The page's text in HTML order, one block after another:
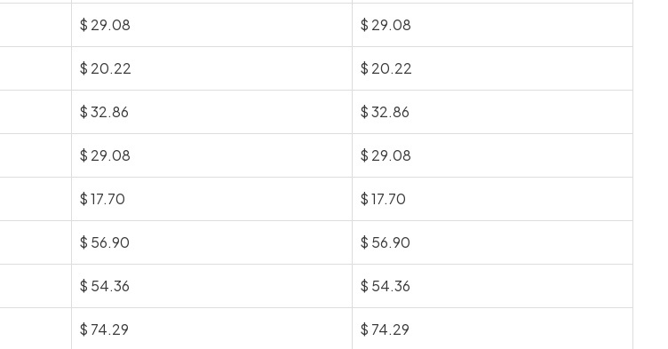
$ 29.08 $ 29.08
$ 20.22 $ 20.22
$32.86 $32.86
$ 29.08 $ 29.08
$17.70 $17.70
$ 56.90 $ 56.90
$ 54.36 $ 54.36
$ 74.29 $ 74.29